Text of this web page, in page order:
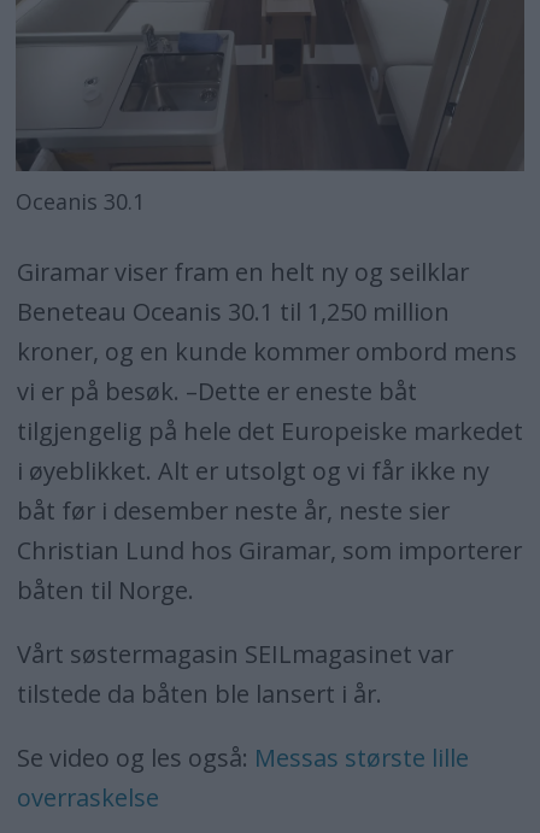
Oceanis 30.1
Giramar viser fram en helt ny og seilklar
Beneteau Oceanis 30.1 til 1,250 million
kroner, og en kunde kommer ombord mens
vi er på besøk. –Dette er eneste båt
tilgjengelig på hele det Europeiske markedet
i øyeblikket. Alt er utsolgt og vi får ikke ny
båt før i desember neste år, neste sier
Christian Lund hos Giramar, som importerer
båten til Norge.
Vårt søstermagasin SEILmagasinet var
tilstede da båten ble lansert i år.
Se video og les også: Messas største lille
overraskelse